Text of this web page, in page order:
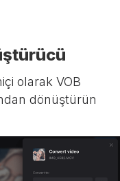
olarak VOB
dönüştürün